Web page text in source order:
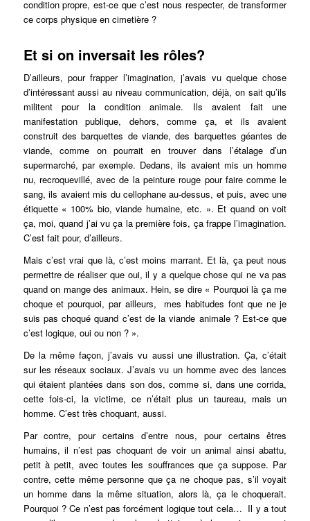
condition propre, est-ce que c’est nous respecter, de transformer
ce corps physique en cimetière ?
Et si on inversait les rôles?
D’ailleurs, pour frapper l’imagination, j’avais vu quelque chose
d’intéressant aussi au niveau communication, déjà, on sait qu’ils
militent pour la condition animale. Ils avaient fait une
manifestation publique, dehors, comme ça, et ils avaient
construit des barquettes de viande, des barquettes géantes de
viande, comme on pourrait en trouver dans l’étalage d’un
supermarché, par exemple. Dedans, ils avaient mis un homme
nu, recroquevillé, avec de la peinture rouge pour faire comme le
sang, ils avaient mis du cellophane au-dessus, et puis, avec une
étiquette « 100% bio, viande humaine, etc. ». Et quand on voit
ça, moi, quand j’ai vu ça la première fois, ça frappe l’imagination.
C’est fait pour, d’ailleurs.
Mais c’est vrai que là, c’est moins marrant. Et là, ça peut nous
permettre de réaliser que oui, il y a quelque chose qui ne va pas
quand on mange des animaux. Hein, se dire « Pourquoi là ça me
choque et pourquoi, par ailleurs, mes habitudes font que ne je
suis pas choqué quand c’est de la viande animale ? Est-ce que
c’est logique, oui ou non ? ».
De la même façon, j’avais vu aussi une illustration. Ça, c’était
sur les réseaux sociaux. J’avais vu un homme avec des lances
qui étaient plantées dans son dos, comme si, dans une corrida,
cette fois-ci, la victime, ce n’était plus un taureau, mais un
homme. C’est très choquant, aussi.
Par contre, pour certains d’entre nous, pour certains êtres
humains, il n’est pas choquant de voir un animal ainsi abattu,
petit à petit, avec toutes les souffrances que ça suppose. Par
contre, cette même personne que ça ne choque pas, s’il voyait
un homme dans la même situation, alors là, ça le choquerait.
Pourquoi ? Ce n’est pas forcément logique tout cela… Il y a tout